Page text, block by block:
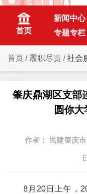
首页
新闻中心
专题专栏
首页 / 履职尽责 /社会
肇庆鼎湖区支部
圆你
作者： 民建肇庆
8月20日上午，